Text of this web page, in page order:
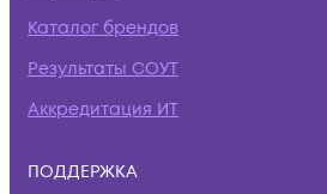
Каталог брендов
Результаты СОУТ
Аккредитация ИТ
ПОДДЕРЖКА